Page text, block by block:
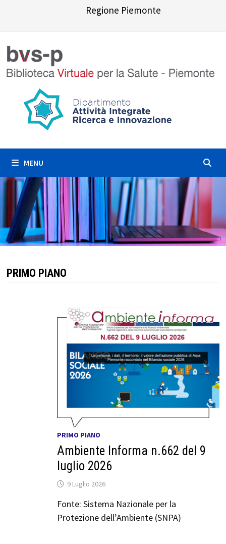
Regione Piemonte
MENU
PRIMO PIANO
PRIMO PIANO
Ambiente Informa n.662 del 9
luglio 2026
9 Luglio 2026
Fonte: Sistema Nazionale per la
Protezione dell’Ambiente (SNPA)